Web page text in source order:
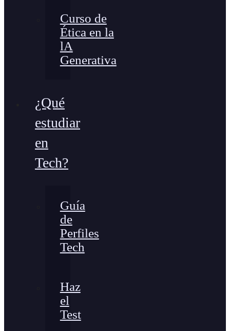
Curso de
Ética en la
lA
Generativa
¿Qué
estudiar
en
Tech?
Guía
de
Perfiles
Tech
Haz
el
Test